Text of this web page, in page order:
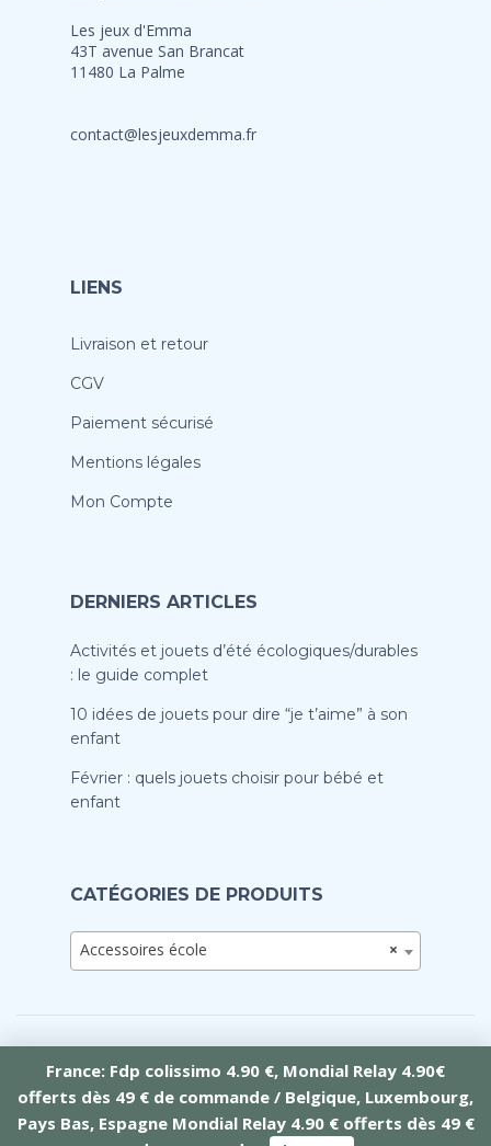
France: Fdp colissimo 4.90 €, Mondial Relay 4.90€
offerts dès 49 € de commande / Belgique, Luxembourg,
Pays Bas, Espagne Mondial Relay 4.90 € offerts dès 49 €
Les jeux d'Emma
43T avenue San Brancat
11480 La Palme
contact@lesjeuxdemma.fr
LIENS
Livraison et retour
CGV
Paiement sécurisé
Mentions légales
Mon Compte
DERNIERS ARTICLES
Activités et jouets d’été écologiques/durables
: le guide complet
10 idées de jouets pour dire “je t’aime” à son
enfant
Février : quels jouets choisir pour bébé et
enfant
CATÉGORIES DE PRODUITS
×
Accessoires école
Crée par Tramontana Web